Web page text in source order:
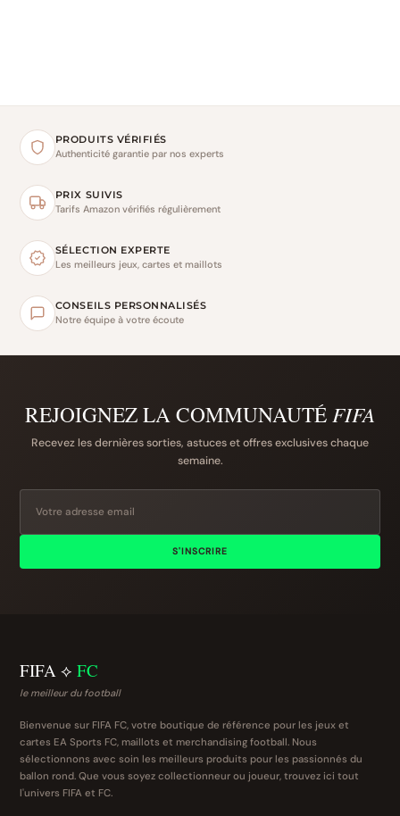
PRODUITS VÉRIFIÉS
Authenticité garantie par nos experts
PRIX SUIVIS
Tarifs Amazon vérifiés régulièrement
SÉLECTION EXPERTE
Les meilleurs jeux, cartes et maillots
CONSEILS PERSONNALISÉS
Notre équipe à votre écoute
REJOIGNEZ LA COMMUNAUTÉ FIFA
Recevez les dernières sorties, astuces et offres exclusives chaque
semaine.
S'INSCRIRE
FIFA ⟡ FC
le meilleur du football
Bienvenue sur FIFA FC, votre boutique de référence pour les jeux et
cartes EA Sports FC, maillots et merchandising football. Nous
sélectionnons avec soin les meilleurs produits pour les passionnés du
ballon rond. Que vous soyez collectionneur ou joueur, trouvez ici tout
l'univers FIFA et FC.